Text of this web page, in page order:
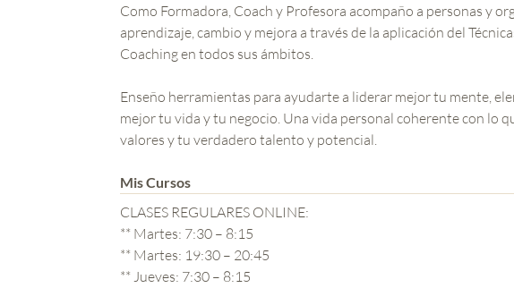
Como Formadora, Coach y Profesora acompaño a personas y
aprendizaje, cambio y mejora a través de la aplicación del
Coaching en todos sus ámbitos.
Enseño herramientas para ayudarte a liderar mejor tu mente,
mejor tu vida y tu negocio. Una vida personal coherente con lo
valores y tu verdadero talento y potencial.
Mis Cursos
CLASES REGULARES ONLINE:
** Martes: 7:30 – 8:15
** Martes: 19:30 – 20:45
** Jueves: 7:30 – 8:15